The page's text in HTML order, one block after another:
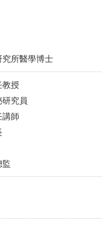
所醫學博士
教授
究員
講師
監